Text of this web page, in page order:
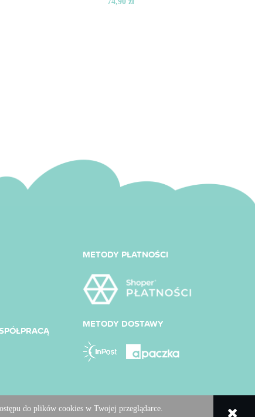
do plików cookies w Twojej przeglądarce.
METODY PŁATNOŚCI
METODY DOSTAWY